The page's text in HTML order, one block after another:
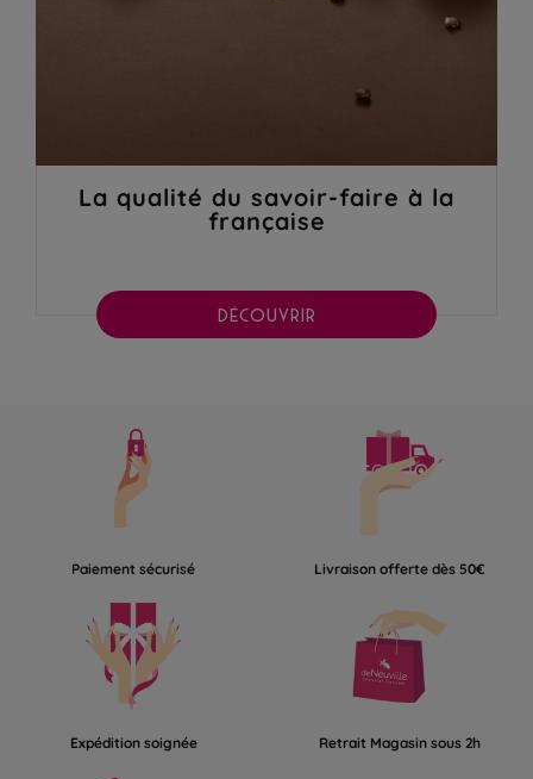
La qualité du savoir-faire à la
française
DÉCOUVRIR
Paiement sécurisé Livraison offerte dès 50€
Expédition soignée Retrait Magasin sous 2h